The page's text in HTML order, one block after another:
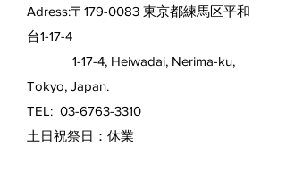
Adress:〒179-0083 東京都練馬区平和
台1-17-4
1-17-4, Heiwadai, Nerima-ku,
Tokyo, Japan.
TEL: 03-6763-3310
​土日祝祭日：休業